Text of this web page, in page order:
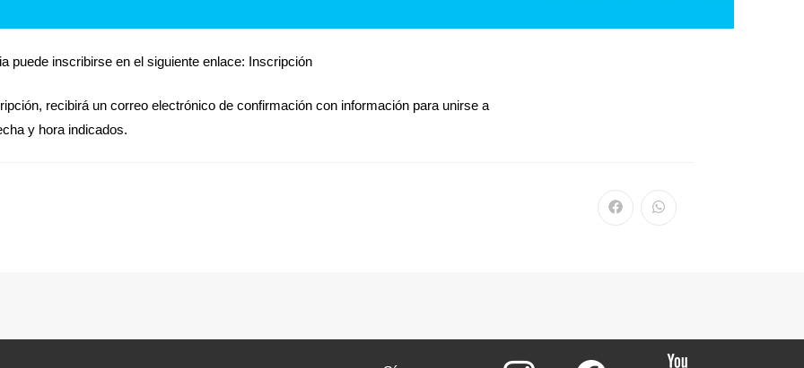
puede inscribirse en el siguiente enlace: Inscripción
recibirá un correo electrónico de confirmación con información para unirse a
y hora indicados.